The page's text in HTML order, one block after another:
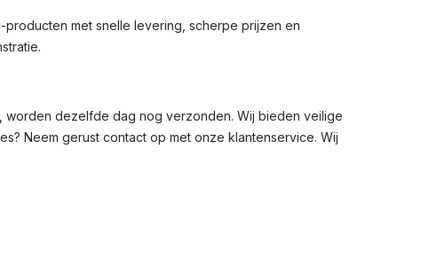
met snelle levering, scherpe prijzen en
worden dezelfde dag nog verzonden. Wij bieden veilige
Neem gerust contact op met onze klantenservice. Wij